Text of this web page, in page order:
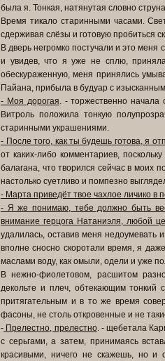
была я. Тонкая, натянутая словно
Время тикало старинными часами.
сдерживая слёзы и готовую пробиться
В дверь негромко постучали и это
и увидев, что я уже не сплю,
обескураженную, меня принялись
Пайана, прибыла в будуар с
- Моя дорогая. - торжественно начала
Витроль положила тонкую
старинными украшениями.
- После того, как ты будешь готова, я
от каких-либо комментариев,
балагана, что творился сейчас в моих
настолько суетливо и помпезно
- Марта приведёт твое чахлое личико в
- Я же понимаю, тебе должно быть
внимание герцога Натаниэля, любой
удалилась, оставив меня недоумевать
вполне сносно скоротали время, я
маслами воду, как омыли, одели и уже
В нежно-фиолетовом, расшитом
декольте и плеч, обтекающим тонкий
притягательным и в то же время
фасоны, не столь откровенные и не
- Прелестно, прелестно. - щебетала
с серьгами, а затем, принимаясь
красивыми, ничего не скажешь, но и